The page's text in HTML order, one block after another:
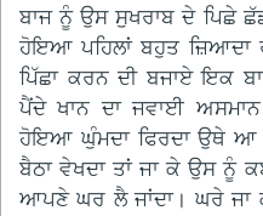
ਬਾਜ ਨੂੰ ਉਸ ਸੁਖਰਾਬ ਦੇ ਪਿਛੇ
ਹੋਇਆ ਪਹਿਲਾਂ ਬਹੁਤ ਜ਼ਿਆਦਾ
ਪਿੱਛਾ ਕਰਨ ਦੀ ਬਜਾਏ ਇਕ
ਪੈਂਦੇ ਖਾਨ ਦਾ ਜਵਾਈ
ਹੋਇਆ ਘੁੰਮਦਾ ਫਿਰਦਾ ਉਥੇ ਆ
ਬੈਠਾ ਵੇਖਦਾ ਤਾਂ ਜਾ ਕੇ ਉਸ ਨੂੰ
ਆਪਣੇ ਘਰ ਲੈ ਜਾਂਦਾ। ਘਰੇ